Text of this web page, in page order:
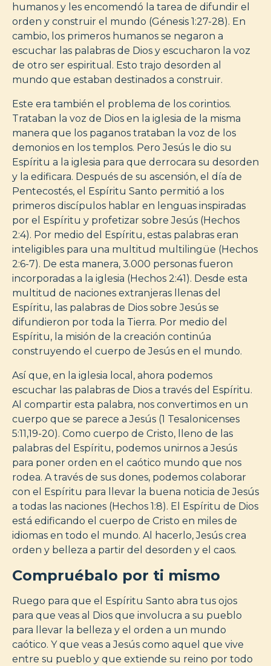
humanos y les encomendó la tarea de difundir el
orden y construir el mundo (Génesis 1:27-28). En
cambio, los primeros humanos se negaron a
escuchar las palabras de Dios y escucharon la voz
de otro ser espiritual. Esto trajo desorden al
mundo que estaban destinados a construir.
Este era también el problema de los corintios.
Trataban la voz de Dios en la iglesia de la misma
manera que los paganos trataban la voz de los
demonios en los templos. Pero Jesús le dio su
Espíritu a la iglesia para que derrocara su desorden
y la edificara. Después de su ascensión, el día de
Pentecostés, el Espíritu Santo permitió a los
primeros discípulos hablar en lenguas inspiradas
por el Espíritu y profetizar sobre Jesús (Hechos
2:4). Por medio del Espíritu, estas palabras eran
inteligibles para una multitud multilingüe (Hechos
2:6-7). De esta manera, 3.000 personas fueron
incorporadas a la iglesia (Hechos 2:41). Desde esta
multitud de naciones extranjeras llenas del
Espíritu, las palabras de Dios sobre Jesús se
difundieron por toda la Tierra. Por medio del
Espíritu, la misión de la creación continúa
construyendo el cuerpo de Jesús en el mundo.
Así que, en la iglesia local, ahora podemos
escuchar las palabras de Dios a través del Espíritu.
Al compartir esta palabra, nos convertimos en un
cuerpo que se parece a Jesús (1 Tesalonicenses
5:11,19-20). Como cuerpo de Cristo, lleno de las
palabras del Espíritu, podemos unirnos a Jesús
para poner orden en el caótico mundo que nos
rodea. A través de sus dones, podemos colaborar
con el Espíritu para llevar la buena noticia de Jesús
a todas las naciones (Hechos 1:8). El Espíritu de Dios
está edificando el cuerpo de Cristo en miles de
idiomas en todo el mundo. Al hacerlo, Jesús crea
orden y belleza a partir del desorden y el caos.
Compruébalo por ti mismo
Ruego para que el Espíritu Santo abra tus ojos
para que veas al Dios que involucra a su pueblo
para llevar la belleza y el orden a un mundo
caótico. Y que veas a Jesús como aquel que vive
entre su pueblo y que extiende su reino por todo